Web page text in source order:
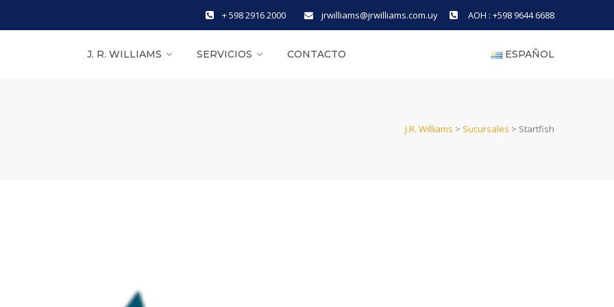
+ 598 2916 2000 jrwilliams@jrwilliams.com.uy AOH : +598 9644 6688
J. R. WILLIAMS SERVICIOS CONTACTO ESPAÑOL
J.R. Williams > Sucursales > Startfish